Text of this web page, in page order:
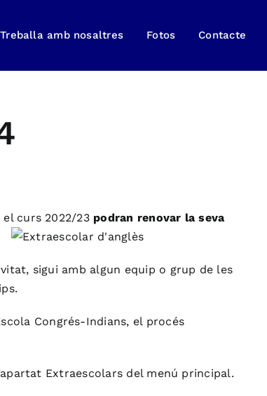
Treballa amb nosaltres Fotos Contacte
curs 2022/23 podran renovar la seva
sigui amb algun equip o grup de les
Congrés-Indians, el procés
Extraescolars del menú principal.